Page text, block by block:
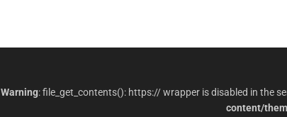
Warning: file_get_contents(): https:// wrapper is disabled in the
content/